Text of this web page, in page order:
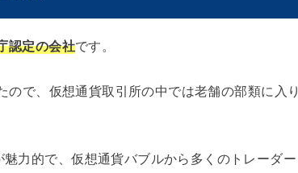
認定の会社です。
で、仮想通貨取引所の中では老舗の部類に入り
力的で、仮想通貨バブルから多くのトレーダー